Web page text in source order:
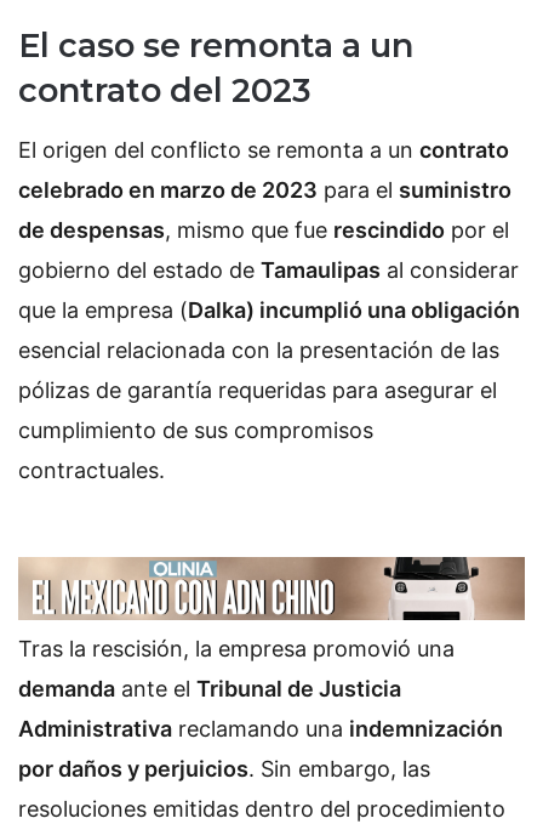
El caso se remonta a un
contrato del 2023
El origen del conflicto se remonta a un contrato
celebrado en marzo de 2023 para el suministro
de despensas, mismo que fue rescindido por el
gobierno del estado de Tamaulipas al considerar
que la empresa (Dalka) incumplió una obligación
esencial relacionada con la presentación de las
pólizas de garantía requeridas para asegurar el
cumplimiento de sus compromisos
contractuales.
Tras la rescisión, la empresa promovió una
demanda ante el Tribunal de Justicia
Administrativa reclamando una indemnización
por daños y perjuicios. Sin embargo, las
resoluciones emitidas dentro del procedimiento